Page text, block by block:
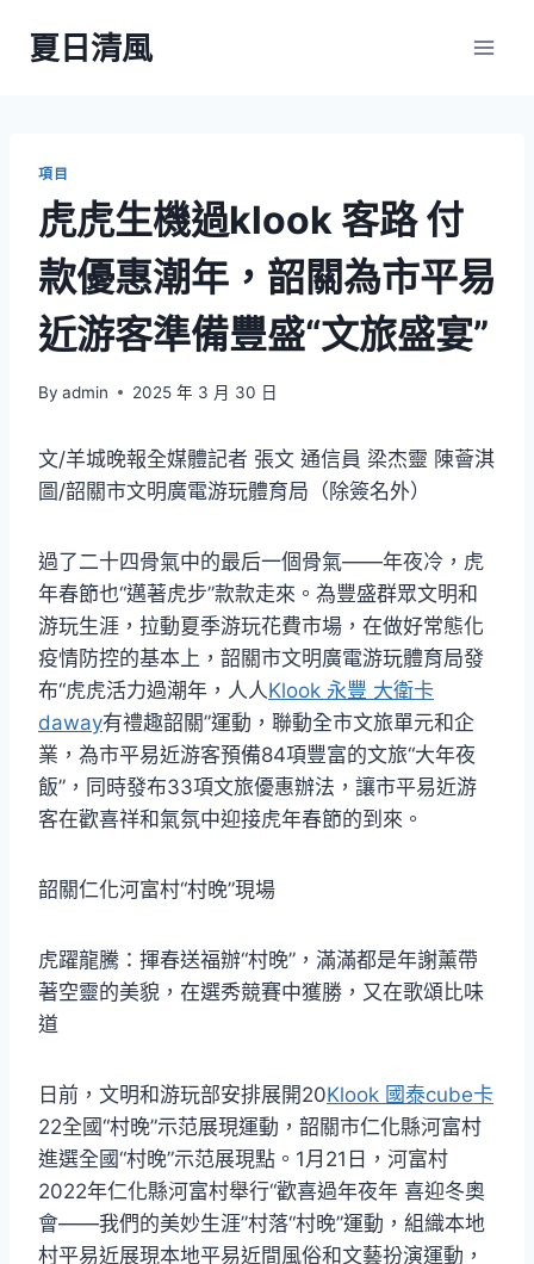
夏日清風
項目
虎虎生機過klook 客路 付
款優惠潮年，韶關為市平易
近游客準備豐盛“文旅盛宴”
By admin 2025 年 3 月 30 日
文/羊城晚報全媒體記者 張文 通信員 梁杰靈 陳薈淇
圖/韶關市文明廣電游玩體育局（除簽名外）
過了二十四骨氣中的最后一個骨氣——年夜冷，虎
年春節也“邁著虎步”款款走來。為豐盛群眾文明和
游玩生涯，拉動夏季游玩花費市場，在做好常態化
疫情防控的基本上，韶關市文明廣電游玩體育局發
布“虎虎活力過潮年，人人Klook 永豐 大衛卡
daway有禮趣韶關”運動，聯動全市文旅單元和企
業，為市平易近游客預備84項豐富的文旅“大年夜
飯”，同時發布33項文旅優惠辦法，讓市平易近游
客在歡喜祥和氣氛中迎接虎年春節的到來。
韶關仁化河富村“村晚”現場
虎躍龍騰：揮春送福辦“村晚”，滿滿都是年謝薰帶
著空靈的美貌，在選秀競賽中獲勝，又在歌頌比味
道
日前，文明和游玩部安排展開20Klook 國泰cube卡
22全國“村晚”示范展現運動，韶關市仁化縣河富村
進選全國“村晚”示范展現點。1月21日，河富村
2022年仁化縣河富村舉行“歡喜過年夜年 喜迎冬奧
會——我們的美妙生涯”村落“村晚”運動，組織本地
村平易近展現本地平易近間風俗和文藝扮演運動，